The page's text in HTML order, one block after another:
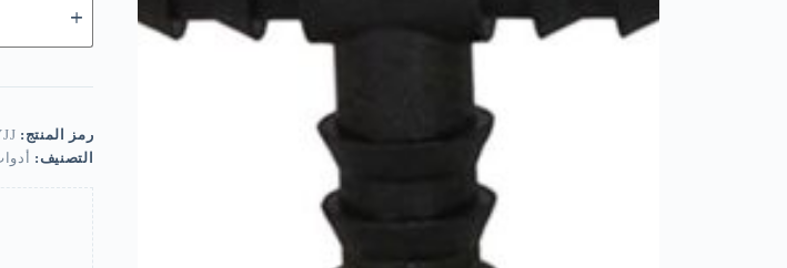
Irrigation
13mm
Black
Pieces)-
B091D8TYJJ
رمز المنتج:
التصنيف: